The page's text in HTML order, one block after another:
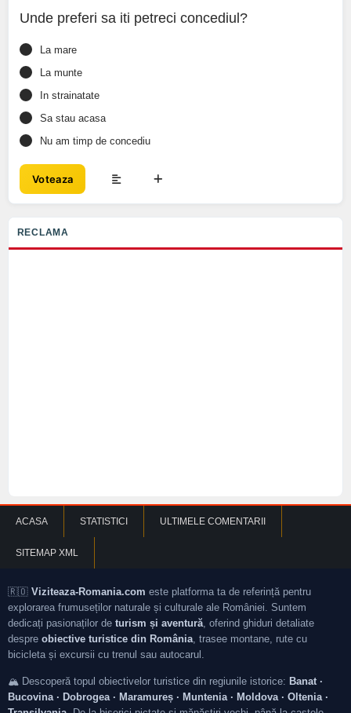
Unde preferi sa iti petreci concediul?
La mare
La munte
In strainatate
Sa stau acasa
Nu am timp de concediu
Voteaza
RECLAMA
ACASA STATISTICI ULTIMELE COMENTARII
SITEMAP XML
🇷🇴 Viziteaza-Romania.com este platforma ta de referință pentru
explorarea frumuseților naturale și culturale ale României. Suntem
dedicați pasionaților de turism și aventură, oferind ghiduri detaliate
despre obiective turistice din România, trasee montane, rute cu
bicicleta și excursii cu trenul sau autocarul.
🏔️ Descoperă topul obiectivelor turistice din regiunile istorice: Banat ·
Bucovina · Dobrogea · Maramureș · Muntenia · Moldova · Oltenia ·